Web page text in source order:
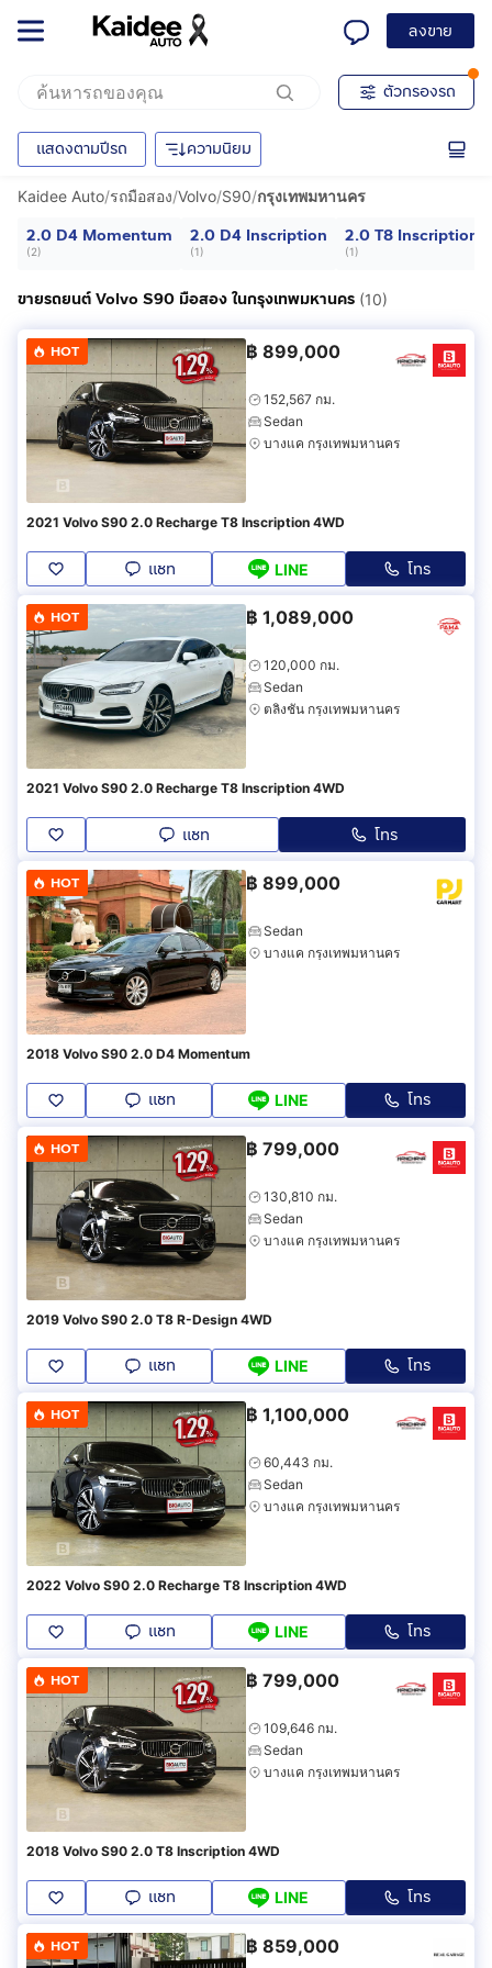
ลงขาย
ตัวกรองรถ
แสดงตามปีรถ ความนิยม
Kaidee Auto/รถมือสอง/Volvo/S90/กรุงเทพมหานคร
2.0 D4 Momentum
(2)
2.0 D4 Inscription
(1)
2.0 T8 Inscription
(1)
ขายรถยนต์ Volvo S90 มือสอง ในกรุงเทพมหานคร (10)
HOT ฿ 899,000
152,567 กม.
Sedan
บางแค กรุงเทพมหานคร
2021 Volvo S90 2.0 Recharge T8 Inscription 4WD
แชท LINE โทร
HOT ฿ 1,089,000
120,000 กม.
Sedan
ตลิ่งชัน กรุงเทพมหานคร
2021 Volvo S90 2.0 Recharge T8 Inscription 4WD
แชท โทร
HOT ฿ 899,000
Sedan
บางแค กรุงเทพมหานคร
2018 Volvo S90 2.0 D4 Momentum
แชท LINE โทร
HOT ฿ 799,000
130,810 กม.
Sedan
บางแค กรุงเทพมหานคร
2019 Volvo S90 2.0 T8 R-Design 4WD
แชท LINE โทร
HOT ฿ 1,100,000
60,443 กม.
Sedan
บางแค กรุงเทพมหานคร
2022 Volvo S90 2.0 Recharge T8 Inscription 4WD
แชท LINE โทร
HOT ฿ 799,000
109,646 กม.
Sedan
บางแค กรุงเทพมหานคร
2018 Volvo S90 2.0 T8 Inscription 4WD
แชท LINE โทร
HOT ฿ 859,000